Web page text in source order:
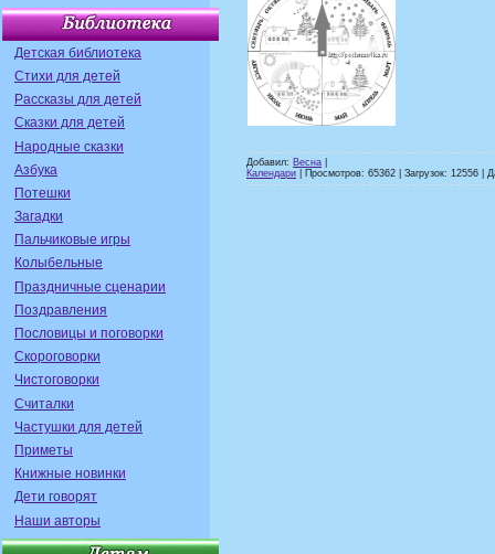
Детская библиотека
Стихи для детей
Рассказы для детей
Сказки для детей
Народные сказки
Азбука
Потешки
Загадки
Пальчиковые игры
Колыбельные
Праздничные сценарии
Поздравления
Пословицы и поговорки
Скороговорки
Чистоговорки
Считалки
Частушки для детей
Приметы
Книжные новинки
Дети говорят
Наши авторы
Добавил: Весна
Календари | Просмотров: 65362 | Загрузок: 12556 |